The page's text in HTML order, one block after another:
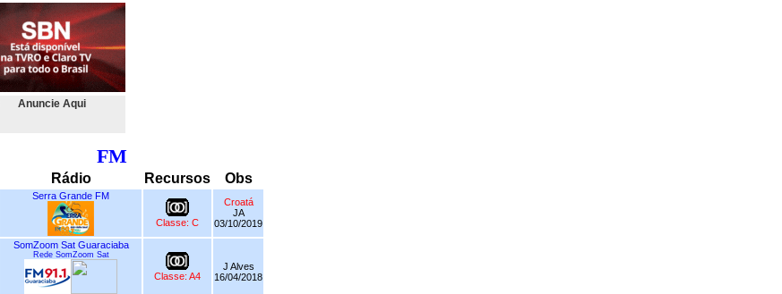
Anuncie Aqui
FM
Rádio Recursos Obs
Serra Grande FM
Classe: C
Croatá
JA
03/10/2019
SomZoom Sat Guaraciaba
Rede SomZoom Sat
Classe: A4
J Alves
16/04/2018